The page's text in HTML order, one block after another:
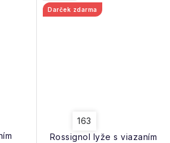
Rossignol lyže s viazaním
Darček zdarma
163